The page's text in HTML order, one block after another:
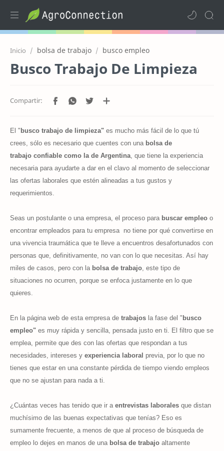
Inicio bolsa de trabajo busco empleo
Busco Trabajo De Limpieza
El " busco trabajo de limpieza" es mucho más fácil de lo que tú
crees, sólo es necesario que cuentes con una bolsa de
trabajo confiable como la de Argentina, que tiene la experiencia
necesaria para ayudarte a dar en el clavo al momento de seleccionar
las ofertas laborales que estén alineadas a tus gustos y
requerimientos.
Seas un postulante o una empresa, el proceso parabuscar empleo o
encontrar empleados para tu empresa no tiene por qué convertirse en
una vivencia traumática que te lleve a encuentros desafortunados con
personas que, definitivamente, no van con lo que necesitas. Así hay
miles de casos, pero con la bolsa de trabajo, este tipo de
situaciones no ocurren, porque se enfoca justamente en lo que
quieres.
En la página web de esta empresa de trabajos la fase del " busco
empleo" es muy rápida y sencilla, pensada justo en ti. El filtro que se
emplea, permite que des con las ofertas que respondan a tus
necesidades, intereses y experiencia laboral previa, por lo que no
tienes que estar en una constante pérdida de tiempo viendo empleos
que no se ajustan para nada a ti.
¿Cuántas veces has tenido que ir a entrevistas laborales que distan
muchísimo de las buenas expectativas que tenías? Eso es
sumamente frecuente, a menos de que al proceso de búsqueda de
empleo lo dejes en manos de una bolsa de trabajo altamente